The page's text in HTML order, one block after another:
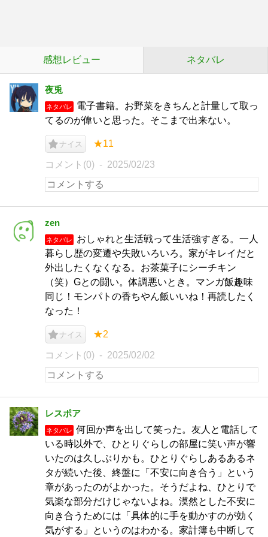
感想レビュー ネタバレ
夜兎
ネタバレ
電子書籍。お野菜をきちんと計量して取っ
てるのが偉いと思った。そこまで出来ない。
ナイス ★11
コメント(0) 2025/02/23
zen
ネタバレ
おしゃれと生活戦って生活強すぎる。一人
暮らし歴の変遷や失敗いろいろ。家がキレイだと
外出したくなくなる。お茶菓子にシーチキン
（笑）Gとの闘い。体調悪いとき。マンガ飯趣味
同じ！モンパトの香ちやん飯いいね！再読したく
なった！
ナイス ★2
コメント(0) 2025/02/02
レスポア
ネタバレ
何回か声を出して笑った。友人と電話して
いる時以外で、ひとりぐらしの部屋に笑い声が響
いたのは久しぶりかも。ひとりぐらしあるあるネ
タが続いた後、終盤に「不安に向き合う」という
章があったのがよかった。そうだよね、ひとりで
気楽な部分だけじゃないよね。漠然とした不安に
向き合うためには「具体的に手を動かすのが効く
気がする」というのはわかる。家計簿も中断して